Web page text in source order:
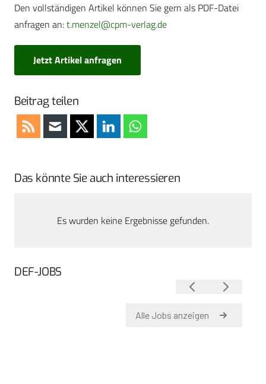
Den vollständigen Artikel können Sie gern als PDF-Datei
anfragen an:t.menzel@cpm-verlag.de
Jetzt Artikel anfragen
Beitrag teilen
Das könnte Sie auch interessieren
Es wurden keine Ergebnisse gefunden.
DEF-JOBS